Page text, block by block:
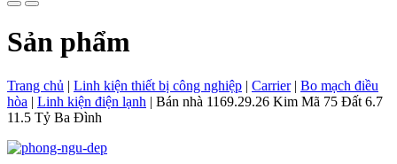
Sản phẩm
Trang chủ | Linh kiện thiết bị công nghiệp | Carrier| Bo mạch điều
hòa | Linh kiện điện lạnh | Bán nhà 1169.29.26 Kim Mã 75 Đất 6.7
11.5 Tỷ Ba Đình